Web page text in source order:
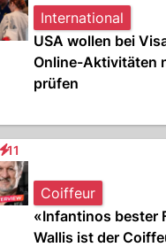
International
USA wollen bei
Online-Aktivitäten
prüfen
11
Interaktionen
Coiffeur
«Infantinos bester
Wallis ist der